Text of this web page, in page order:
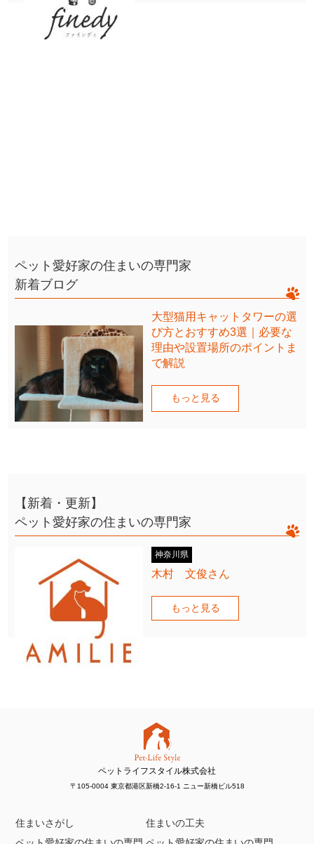
ペット愛好家の住まいの専門家
新着ブログ
大型猫用キャットタワーの選
び方とおすすめ3選｜必要な
理由や設置場所のポイントま
で解説
もっと見る
【新着・更新】
ペット愛好家の住まいの専門家
神奈川県
木村 文俊さん
もっと見る
ペットライフスタイル株式会社
〒105-0004 東京都港区新橋2-16-1 ニュー新橋ビル518
住まいさがし
住まいの工夫